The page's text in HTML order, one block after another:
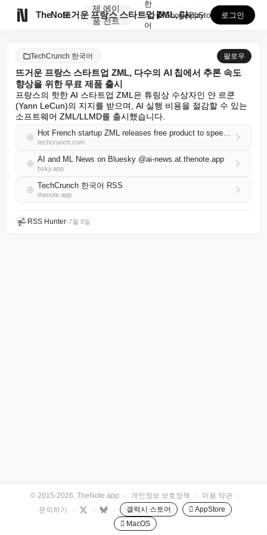
TheNote
제
품
에이
전트
뜨거운 프랑스 스타트업 ZML, 다수의 AI 칩에서 추...
한
국
어
GooglePlay
AppStore 로그인
TechCrunch 한국어 팔로우
뜨거운 프랑스 스타트업 ZML, 다수의 AI 칩에서 추론 속도
향상을 위한 무료 제품 출시
프랑스의 핫한 AI 스타트업 ZML은 튜링상 수상자인 얀 르쿤
(Yann LeCun)의 지지를 받으며, AI 실행 비용을 절감할 수 있는
소프트웨어 ZML/LLMD를 출시했습니다.
Hot French startup ZML releases free product to speed inference across lots of AI chips
techcrunch.com
AI and ML News on Bluesky @ai-news.at.thenote.app
bsky.app
TechCrunch 한국어 RSS
thenote.app
RSS Hunter•7월 8일
© 2015-2026, TheNote.app · 개인정보 보호정책 · 이용 약관
·
문의하기
· · · 갤럭시 스토어
 AppStore
 MacOS